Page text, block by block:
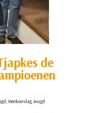
de
,Weekverslag Jeugd